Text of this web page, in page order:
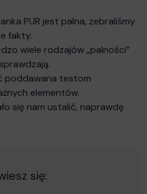
PUR jest palna, zebraliśmy
fakty.
wiele rodzajów „palności”
poddawana testom
elementów.
się nam ustalić, naprawdę
się: